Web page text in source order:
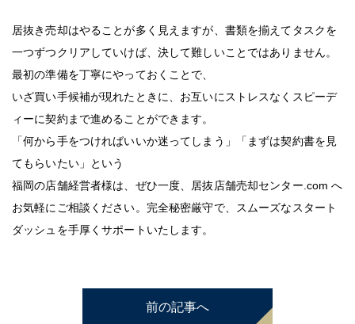
居抜き売却はやることが多く見えますが、書類を揃えてタスクを
一つずつクリアしていけば、決して難しいことではありません。
最初の準備を丁寧にやっておくことで、
いざ買い手候補が現れたときに、お互いにストレスなくスピーデ
ィーに契約まで進めることができます。
「何から手をつければいいか迷ってしまう」「まずは契約書を見
てもらいたい」という
福岡の店舗経営者様は、ぜひ一度、居抜店舗売却センター.com へ
お気軽にご相談ください。完全秘密厳守で、スムーズなスタート
ダッシュを手厚くサポートいたします。
前の記事へ